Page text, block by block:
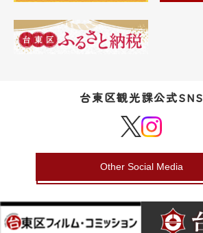
台東区観光課公式SNS
Other Social Media